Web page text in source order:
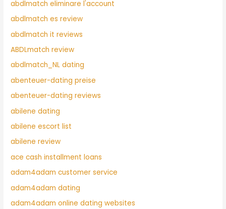
abdlmatch eliminare l'account
abdlmatch es review
abdlmatch it reviews
ABDLmatch review
abdlmatch_NL dating
abenteuer-dating preise
abenteuer-dating reviews
abilene dating
abilene escort list
abilene review
ace cash installment loans
adam4adam customer service
adam4adam dating
adam4adam online dating websites